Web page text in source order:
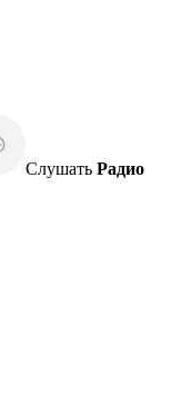
Слушать Радио